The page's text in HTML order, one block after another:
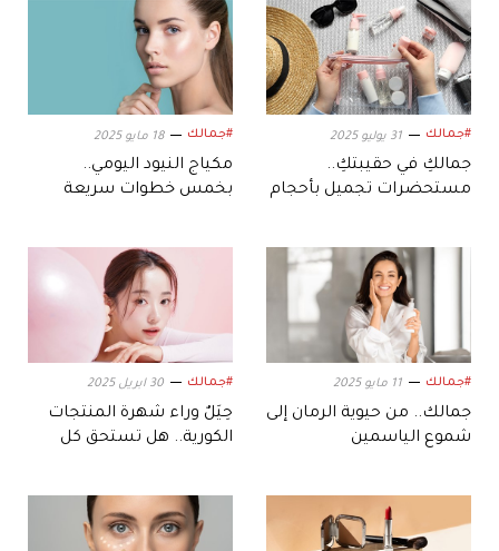
#جمالك 31 يوليو 2025
جمالكِ في حقيبتكِ..
مستحضرات تجميل بأحجام
#جمالك 18 مايو 2025
مكياج النيود اليومي..
بخمس خطوات سريعة
#جمالك 11 مايو 2025
جمالك.. من حيوية الرمان إلى
شموع الياسمين
#جمالك 30 ابريل 2025
حِيَلٌ وراء شهرة المنتجات
الكورية.. هل تستحق كل